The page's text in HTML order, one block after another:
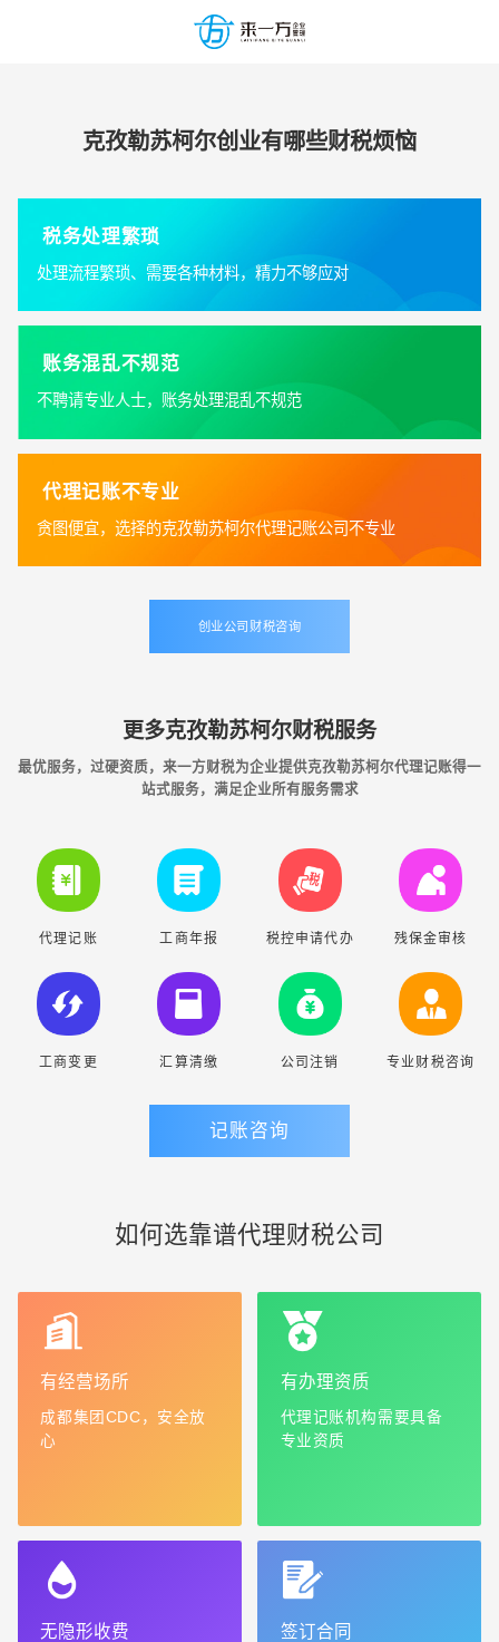
克孜勒苏柯尔创业有哪些财税烦恼
税务处理繁琐
处理流程繁琐、需要各种材料，精力不够应对
账务混乱不规范
不聘请专业人士，账务处理混乱不规范
代理记账不专业
贪图便宜，选择的克孜勒苏柯尔代理记账公司不专业
创业公司财税咨询
更多克孜勒苏柯尔财税服务
最优服务，过硬资质，来一方财税为企业提供克孜勒苏柯尔代理记账得一
站式服务，满足企业所有服务需求
代理记账 工商年报 税控申请代办 残保金审核
工商变更 汇算清缴 公司注销 专业财税咨询
记账咨询
如何选靠谱代理财税公司
有经营场所
成都集团CDC，安全放
心
有办理资质
代理记账机构需要具备
专业资质
无隐形收费 签订合同